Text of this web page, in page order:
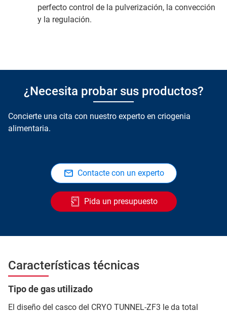
perfecto control de la pulverización, la convección
y la regulación.
¿Necesita probar sus productos?
Concierte una cita con nuestro experto en criogenia
alimentaria.
Contacte con un experto
Pida un presupuesto
Características técnicas
Tipo de gas utilizado
El diseño del casco del CRYO TUNNEL-ZF3 le da total